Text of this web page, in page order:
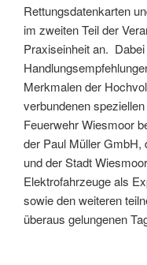
Rettungsdatenkarten
im zweiten Teil der
Praxiseinheit an.
Merkmalen der
verbundenen
Feuerwehr Wiesmoor
der Paul Müller GmbH,
und der Stadt
Elektrofahrzeuge als
sowie den weiteren
überaus gelungenen